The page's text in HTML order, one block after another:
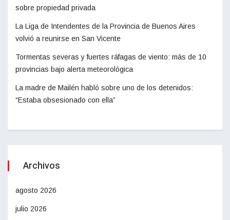
sobre propiedad privada
La Liga de Intendentes de la Provincia de Buenos Aires
volvió a reunirse en San Vicente
Tormentas severas y fuertes ráfagas de viento: más de 10
provincias bajo alerta meteorológica
La madre de Mailén habló sobre uno de los detenidos:
“Estaba obsesionado con ella”
Archivos
agosto 2026
julio 2026